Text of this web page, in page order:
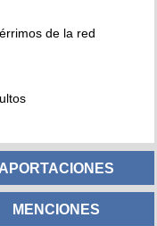
de la red
APORTACIONES
MENCIONES